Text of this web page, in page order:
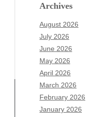
Archives
August 2026
July 2026
June 2026
May 2026
April 2026
March 2026
February 2026
January 2026